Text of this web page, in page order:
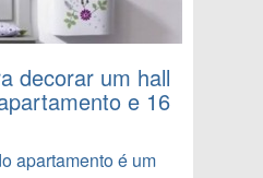
decorar um hall
e 16
apartamento é um